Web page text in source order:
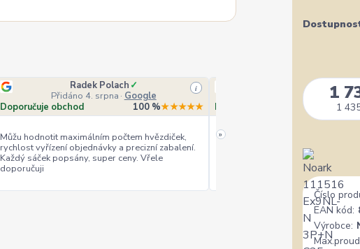
Radek Polach ✓
Přidáno 4. srpna · Google
i
Doporučuje obchod 100 %★★★★★
Můžu hodnotit maximálním počtem hvězdiček,
rychlost vyřízení objednávky a precizní zabalení.
Každý sáček popsány, super ceny. Vřele
doporučuji
Ověřený zákazník✓
Přidáno 4. srpna
Doporučuje obchod
»
1
1
Číslo
EAN kód:
Výrobce: